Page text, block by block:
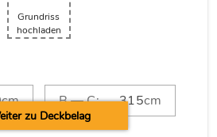
Grundriss
hochladen
cm B — C: cm
Weiter zu Deckbelag